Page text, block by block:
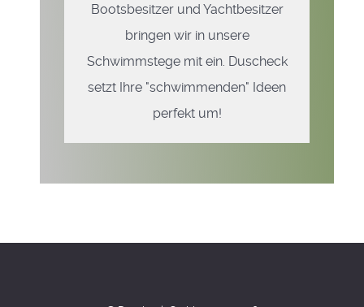
Bootsbesitzer und Yachtbesitzer
bringen wir in unsere
Schwimmstege mit ein. Duscheck
setzt Ihre "schwimmenden" Ideen
perfekt um!